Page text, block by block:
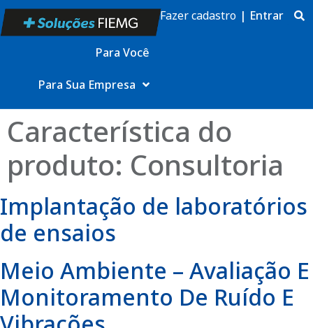
Para Você
Para Sua Empresa
Fazer cadastro | Entrar
Característica do
produto: Consultoria
Implantação de laboratórios
de ensaios
Meio Ambiente – Avaliação E
Monitoramento De Ruído E